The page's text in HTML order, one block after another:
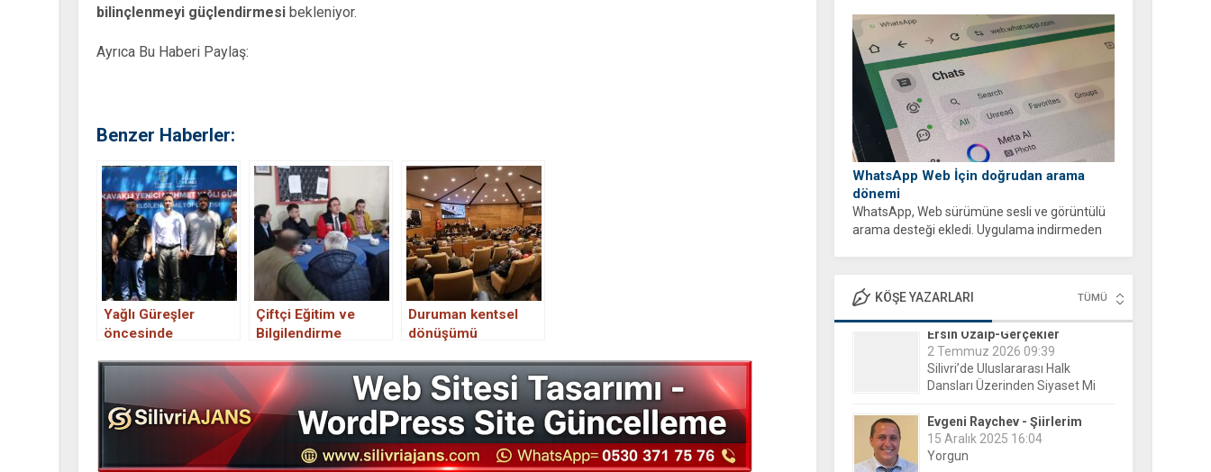
WhatsApp Web İçin doğrudan arama
dönemi
WhatsApp, Web sürümüne sesli ve görüntülü
arama desteği ekledi. Uygulama indirmeden
KÖŞE YAZARLARI TÜMÜ
Evgeni Raychev - Şiirlerim
15 Aralık 2025 16:04
Yorgun
Hayri Günel-Halk Günü
8 Ekim 2019 19:27
bilinçlenmeyi güçlendirmesi bekleniyor.
Ayrıca Bu Haberi Paylaş:
Benzer Haberler:
Yağlı Güreşler
öncesinde
toplantısı
Çiftçi Eğitim ve
Bilgilendirme
Düzenlendi.
Duruman kentsel
dönüşümü
toplantısı
düzenlendi.